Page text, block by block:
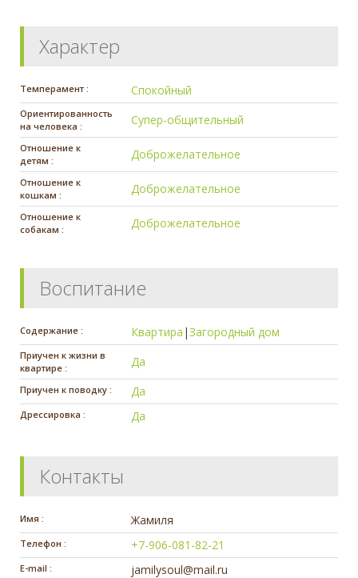
Характер
Темперамент : Спокойный
Ориентированность
на человека :
Супер-общительный
Отношение к
детям :
Доброжелательное
Отношение к
кошкам :
Доброжелательное
Отношение к
собакам :
Доброжелательное
Воспитание
Содержание : Квартира |Загородный дом
Приучен к жизни в
квартире :
Да
Приучен к поводку : Да
Дрессировка : Да
Контакты
Имя : Жамиля
Телефон : +7-906-081-82-21
E-mail : jamilysoul@mail.ru